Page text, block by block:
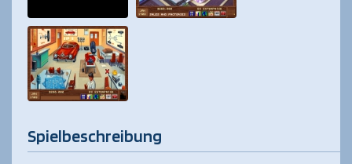
Spielbeschreibung